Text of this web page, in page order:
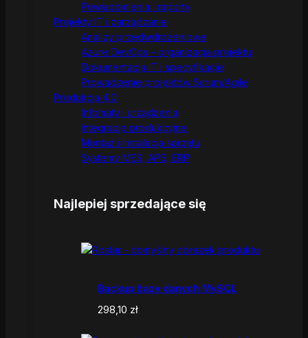
Powiadomienia i raporty
Projekty IT i zarządzanie
Analizy przedwdrożeniowe
Azure DevOps – organizacja projektu
Dokumentacja IT i specyfikacje
Prowadzenie projektów Scrum/Agile
Produkcja 4.0
Infomaty i urządzenia
Integracje produkcyjne
Montaż i instalacja sprzętu
Systemy MES, APS, ERP
Najlepiej sprzedające się
Backup bazy danych MySQL
298,10 zł